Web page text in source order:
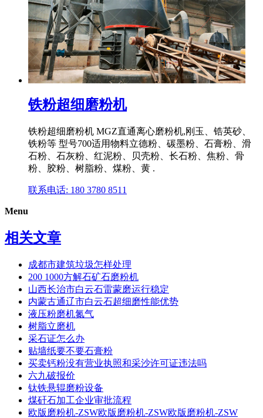
铁粉超细磨粉机
铁粉超细磨粉机 MGZ直通离心磨粉机,刚玉、锆英砂、
铁粉等 型号700适用物料立德粉、碳墨粉、石膏粉、滑
石粉、石灰粉、红泥粉、贝壳粉、长石粉、焦粉、骨
粉、胶粉、树脂粉、煤粉、黄 .
联系电话: 180 3780 8511
Menu
相关文章
成都市建筑垃圾怎样处理
200 1000方解石矿石磨粉机
山西长治市白云石雷蒙磨运行稳定
内蒙古通辽市白云石超细磨性能优势
液压粉磨机氮气
树脂立磨机
采石证怎么办
贴墙纸要不要石膏粉
买卖钙粉没有营业执照和采沙许可证违法吗
六九破报价
钛铁悬辊磨粉设备
煤矸石加工企业审批流程
欧版磨粉机-ZSW欧版磨粉机-ZSW欧版磨粉机-ZSW